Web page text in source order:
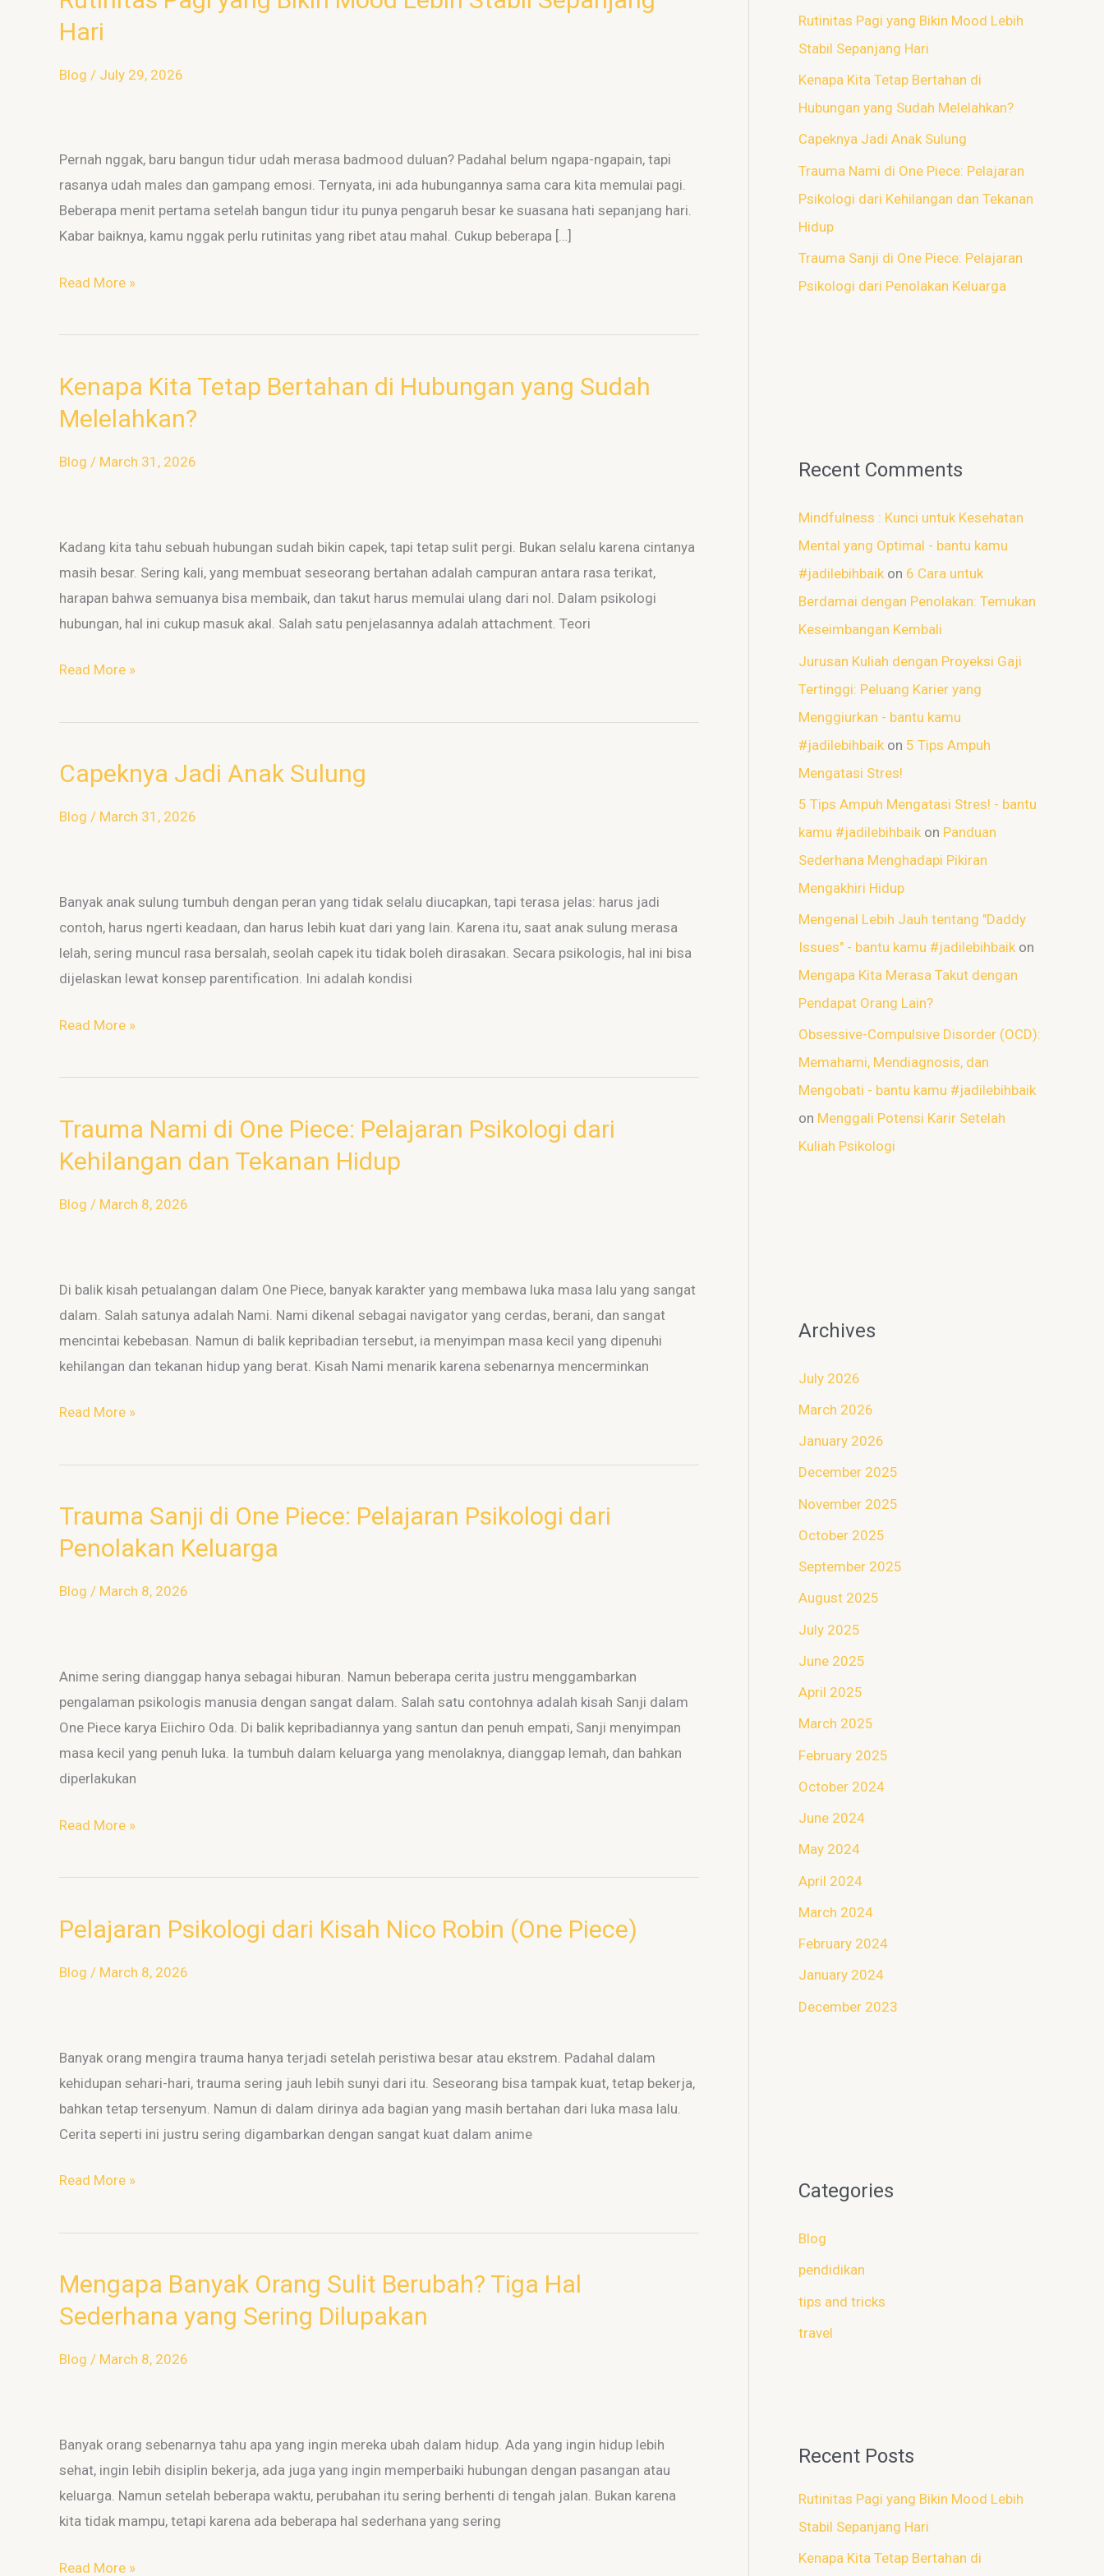
Hari
Blog / July 29, 2026
Pernah nggak, baru bangun tidur udah merasa badmood duluan? Padahal belum ngapa-ngapain, tapi
rasanya udah males dan gampang emosi. Ternyata, ini ada hubungannya sama cara kita memulai pagi.
Beberapa menit pertama setelah bangun tidur itu punya pengaruh besar ke suasana hati sepanjang hari.
Kabar baiknya, kamu nggak perlu rutinitas yang ribet atau mahal. Cukup beberapa […]
Pagi
yang
Bikin
Read More »
Kenapa Kita Tetap Bertahan di Hubungan yang Sudah
Melelahkan?
Blog / March 31, 2026
Kadang kita tahu sebuah hubungan sudah bikin capek, tapi tetap sulit pergi. Bukan selalu karena cintanya
masih besar. Sering kali, yang membuat seseorang bertahan adalah campuran antara rasa terikat,
harapan bahwa semuanya bisa membaik, dan takut harus memulai ulang dari nol. Dalam psikologi
hubungan, hal ini cukup masuk akal. Salah satu penjelasannya adalah attachment. Teori
Kenapa
Kita
Tetap
Bertahan
Read More »
Capeknya Jadi Anak Sulung
Blog / March 31, 2026
Banyak anak sulung tumbuh dengan peran yang tidak selalu diucapkan, tapi terasa jelas: harus jadi
contoh, harus ngerti keadaan, dan harus lebih kuat dari yang lain. Karena itu, saat anak sulung merasa
lelah, sering muncul rasa bersalah, seolah capek itu tidak boleh dirasakan. Secara psikologis, hal ini bisa
dijelaskan lewat konsep parentification. Ini adalah kondisi
Capeknya
Anak
Read More »
Trauma Nami di One Piece: Pelajaran Psikologi dari
Kehilangan dan Tekanan Hidup
Blog / March 8, 2026
Di balik kisah petualangan dalam One Piece, banyak karakter yang membawa luka masa lalu yang sangat
dalam. Salah satunya adalah Nami. Nami dikenal sebagai navigator yang cerdas, berani, dan sangat
mencintai kebebasan. Namun di balik kepribadian tersebut, ia menyimpan masa kecil yang dipenuhi
kehilangan dan tekanan hidup yang berat. Kisah Nami menarik karena sebenarnya mencerminkan
Trauma
Nami
di
One
Tekanan
Hidup
Read More »
Trauma Sanji di One Piece: Pelajaran Psikologi dari
Penolakan Keluarga
Blog / March 8, 2026
Anime sering dianggap hanya sebagai hiburan. Namun beberapa cerita justru menggambarkan
pengalaman psikologis manusia dengan sangat dalam. Salah satu contohnya adalah kisah Sanji dalam
One Piece karya Eiichiro Oda. Di balik kepribadiannya yang santun dan penuh empati, Sanji menyimpan
masa kecil yang penuh luka. Ia tumbuh dalam keluarga yang menolaknya, dianggap lemah, dan bahkan
diperlakukan
Trauma
Sanji
One
Read More »
Pelajaran Psikologi dari Kisah Nico Robin (One Piece)
Blog / March 8, 2026
Banyak orang mengira trauma hanya terjadi setelah peristiwa besar atau ekstrem. Padahal dalam
kehidupan sehari-hari, trauma sering jauh lebih sunyi dari itu. Seseorang bisa tampak kuat, tetap bekerja,
bahkan tetap tersenyum. Namun di dalam dirinya ada bagian yang masih bertahan dari luka masa lalu.
Cerita seperti ini justru sering digambarkan dengan sangat kuat dalam anime
Pelajaran
dari
Robin
(One
Piece)
Read More »
Mengapa Banyak Orang Sulit Berubah? Tiga Hal
Sederhana yang Sering Dilupakan
Blog / March 8, 2026
Banyak orang sebenarnya tahu apa yang ingin mereka ubah dalam hidup. Ada yang ingin hidup lebih
sehat, ingin lebih disiplin bekerja, ada juga yang ingin memperbaiki hubungan dengan pasangan atau
keluarga. Namun setelah beberapa waktu, perubahan itu sering berhenti di tengah jalan. Bukan karena
kita tidak mampu, tetapi karena ada beberapa hal sederhana yang sering
Mengapa
Banyak
Sulit
Read More »
Rutinitas Pagi yang Bikin Mood Lebih
Stabil Sepanjang Hari
Kenapa Kita Tetap Bertahan di
Hubungan yang Sudah Melelahkan?
Capeknya Jadi Anak Sulung
Trauma Nami di One Piece: Pelajaran
Psikologi dari Kehilangan dan Tekanan
Hidup
Trauma Sanji di One Piece: Pelajaran
Psikologi dari Penolakan Keluarga
Recent Comments
Mindfulness : Kunci untuk Kesehatan
Mental yang Optimal - bantu kamu
#jadilebihbaik on 6 Cara untuk
Berdamai dengan Penolakan: Temukan
Keseimbangan Kembali
Jurusan Kuliah dengan Proyeksi Gaji
Tertinggi: Peluang Karier yang
Menggiurkan - bantu kamu
#jadilebihbaik on 5 Tips Ampuh
Mengatasi Stres!
5 Tips Ampuh Mengatasi Stres! - bantu
kamu #jadilebihbaik on Panduan
Sederhana Menghadapi Pikiran
Mengakhiri Hidup
Mengenal Lebih Jauh tentang "Daddy
Issues" - bantu kamu #jadilebihbaik on
Mengapa Kita Merasa Takut dengan
Pendapat Orang Lain?
Obsessive-Compulsive Disorder (OCD):
Memahami, Mendiagnosis, dan
Mengobati - bantu kamu #jadilebihbaik
on Menggali Potensi Karir Setelah
Kuliah Psikologi
Archives
July 2026
March 2026
January 2026
December 2025
November 2025
October 2025
September 2025
August 2025
July 2025
June 2025
April 2025
March 2025
February 2025
October 2024
June 2024
May 2024
April 2024
March 2024
February 2024
January 2024
December 2023
Categories
Blog
pendidikan
tips and tricks
travel
Recent Posts
Rutinitas Pagi yang Bikin Mood Lebih
Stabil Sepanjang Hari
Kenapa Kita Tetap Bertahan di